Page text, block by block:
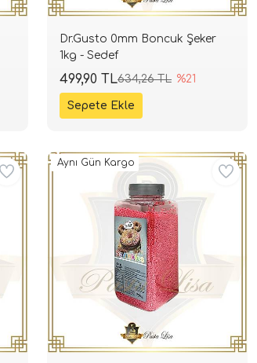
Dr.Gusto 0mm Boncuk Şeker
1kg - Sedef
634,26 TL %21
499,90 TL
Aynı Gün Kargo